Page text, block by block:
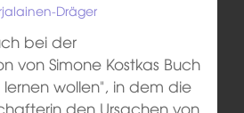
Dräger
bei der
von Simone Kostkas Buch
lernen wollen", in dem die
den Ursachen von